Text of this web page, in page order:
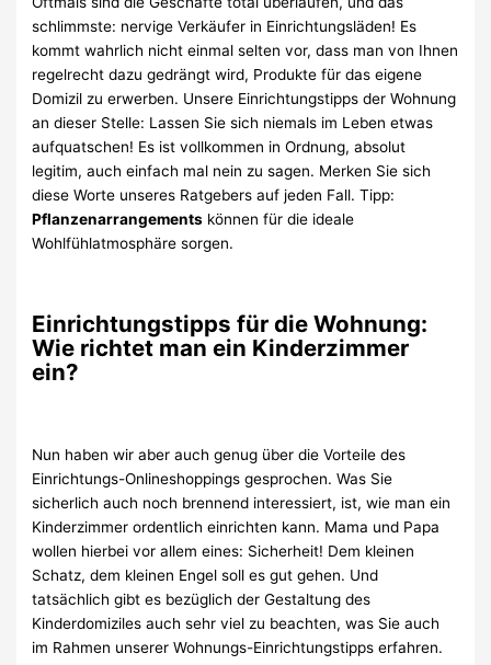
schlimmste: nervige Verkäufer in Einrichtungsläden! Es
kommt wahrlich nicht einmal selten vor, dass man von Ihnen
regelrecht dazu gedrängt wird, Produkte für das eigene
Domizil zu erwerben. Unsere Einrichtungstipps der Wohnung
an dieser Stelle: Lassen Sie sich niemals im Leben etwas
aufquatschen! Es ist vollkommen in Ordnung, absolut
legitim, auch einfach mal nein zu sagen. Merken Sie sich
diese Worte unseres Ratgebers auf jeden Fall. Tipp:
Pflanzenarrangements können für die ideale
Wohlfühlatmosphäre sorgen.
Einrichtungstipps für die Wohnung:
Wie richtet man ein Kinderzimmer
ein?
Nun haben wir aber auch genug über die Vorteile des
Einrichtungs-Onlineshoppings gesprochen. Was Sie
sicherlich auch noch brennend interessiert, ist, wie man ein
Kinderzimmer ordentlich einrichten kann. Mama und Papa
wollen hierbei vor allem eines: Sicherheit! Dem kleinen
Schatz, dem kleinen Engel soll es gut gehen. Und
tatsächlich gibt es bezüglich der Gestaltung des
Kinderdomiziles auch sehr viel zu beachten, was Sie auch
im Rahmen unserer Wohnungs-Einrichtungstipps erfahren.